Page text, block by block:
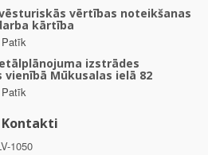
vērtības noteikšanas
kārtība
izstrādes
vienībā Mūkusalas ielā 82
Kontakti
1050